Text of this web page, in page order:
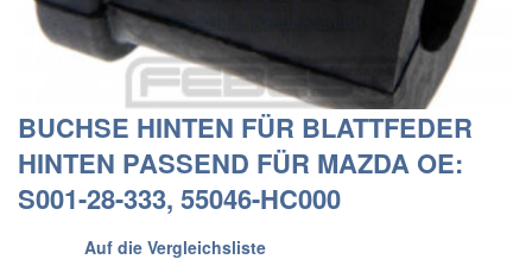
BUCHSE HINTEN FÜR BLATTFEDER
HINTEN PASSEND FÜR MAZDA OE:
S001-28-333, 55046-HC000
Auf die Vergleichsliste